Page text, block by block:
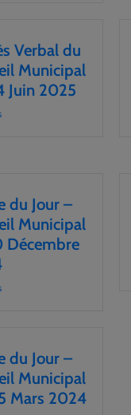
Verbal du
Municipal
Juin 2025
du Jour –
Municipal
Décembre
du Jour –
Municipal
Mars 2024